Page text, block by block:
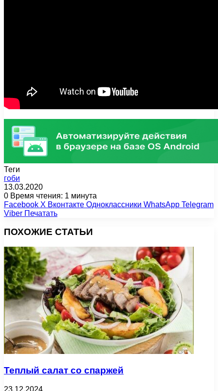
Теги
гоби
13.03.2020
0 Время чтения: 1 минута
Facebook X Вконтакте Одноклассники WhatsApp Telegram
Viber Печатать
ПОХОЖИЕ СТАТЬИ
Теплый салат со спаржей
23.12.2024